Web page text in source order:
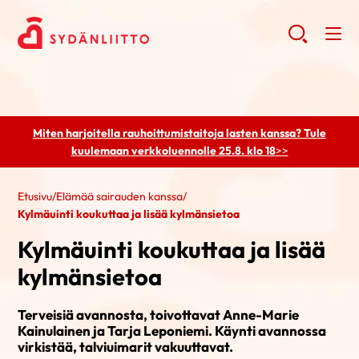
Miten harjoitella rauhoittumistaitoja lasten kanssa? Tule
kuulemaanverkkoluennolle 25.8. klo 18>>
Etusivu/Elämää sairauden kanssa/
Kylmäuinti koukuttaa ja lisää kylmänsietoa
Kylmäuinti koukuttaa ja lisää
kylmänsietoa
Terveisiä avannosta, toivottavat Anne-Marie
Kainulainen ja Tarja Leponiemi. Käynti avannossa
virkistää, talviuimarit vakuuttavat.